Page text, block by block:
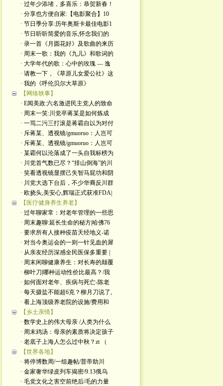
· 过年少添堵，多喜乐：恭贺新春！
· 分享也方便自家:【电影聚合】10
· 节日季分享:历年奥斯卡最佳电影1
· 节日听听简爱的音乐,怀念我们的
· 录一首《月圆花好》及歌曲的来历
· 周末一歌：我的《九儿》和歌词的
· 大学年代的歌：心中的玫瑰 — 逸
· 请教一下，《草原儿女爱公社》这
· 我的《呼伦贝尔大草原》
【网络轶事】
· E闻美政:六名激进民主党人的致命
· 周末一笑:川党卒蒋某是如何炼成
· 一骂二污三打滚是蒋霸自以为对付
· 斥蒋某、透视镜/gmuoruo：人岂可
· 斥蒋某、透视镜/gmuoruo：人岂可
· 某霸何以沦落成了一头自我标榜为
· 川党首气数已尽？“排山倒海”的川
· 笑看透视镜显摆己失智马屁功和阴
· 川党大选下台后，不少华裔反川群
· 欧挠头,美安心,辉瑞正式获准FDA|
【医疗健身养生养老】
· 过年聊家常：对老年管理的一些思
· 周末趣聊:延长生命的秘方|哈佛76
· 要求所有人接种疫苗天经地义-诺
· 对当今奥运会的一则一针见血的犀
· 从亲友经历深感全民医保多重要 |
· 周末闲聊健康养生：对长寿的颠覆
· 柳叶刀|哪种运动性价比最高？/我
· 如何面对老年、疾病与死亡-陈老
· 每天摄盐不能超6克？柳月刀说了,
· 看上海顶级养老院的设施/费用和
【乡土亲情】
· 数学史上的伟大母亲 /人类为什么
· 周末鸡汤：母亲的素质将决定孩子
· 老底子上海人怎么过中秋？zt （
【世界各地】
· 将停博数周/一组趣帖/普帝助川
· 金家奢华绿皮列车揭密/9.13俄乌
· 毛党文化之害空前绝后/毛的力量